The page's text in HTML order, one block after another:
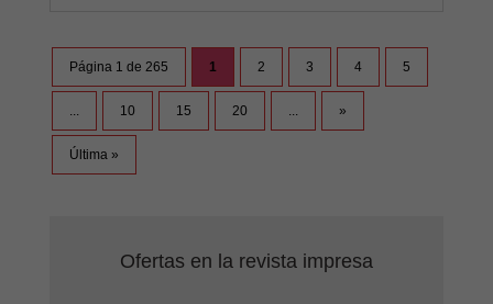
Página 1 de 265 1 2 3 4 5
10 15 20 »
Última »
Ofertas en la revista impresa